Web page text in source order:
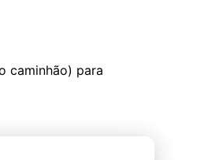
caminhão) para